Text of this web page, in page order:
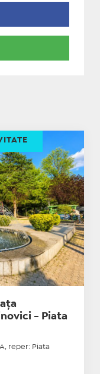
- Piata
reper: Piata